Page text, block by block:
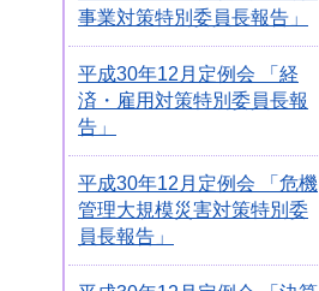
事業対策特別委員長報告」
平成30年12月定例会 「経
済・雇用対策特別委員長報
告」
平成30年12月定例会 「危機
管理大規模災害対策特別委
員長報告」